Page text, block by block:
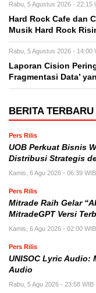
Rabu, 5 Agustus 2026 - 22:15
Hard Rock Cafe dan
Musik Hard Rock
Rabu, 5 Agustus 2026 - 14:00
Laporan Cision
Fragmentasi Data’
BERITA TERBARU
Pers Rilis
UOB Perkuat Bisnis
Distribusi Strategis
Kamis, 6 Agu 2026 - 06:39 WIB
Pers Rilis
Mitrade Raih Gelar
MitradeGPT Versi
Kamis, 6 Agu 2026 - 02:00 WIB
Pers Rilis
UNISOC Lyric Audio:
Audio
Rabu, 5 Agu 2026 - 23:58 WIB